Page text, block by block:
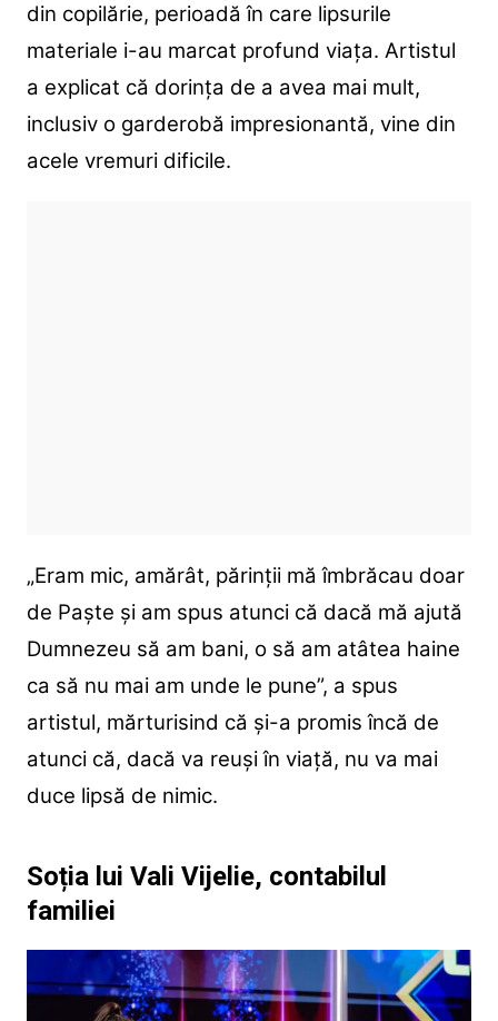
din copilărie, perioadă în care lipsurile
materiale i-au marcat profund viața. Artistul
a explicat că dorința de a avea mai mult,
inclusiv o garderobă impresionantă, vine din
acele vremuri dificile.
„Eram mic, amărât, părinții mă îmbrăcau doar
de Paște și am spus atunci că dacă mă ajută
Dumnezeu să am bani, o să am atâtea haine
ca să nu mai am unde le pune”, a spus
artistul, mărturisind că și-a promis încă de
atunci că, dacă va reuși în viață, nu va mai
duce lipsă de nimic.
Soția lui Vali Vijelie, contabilul
familiei